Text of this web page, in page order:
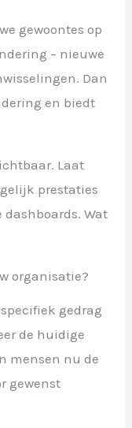
gewoontes op
– nieuwe
Dan
en biedt
Laat
prestaties
dashboards. Wat
organisatie?
gedrag
de huidige
mensen nu de
gewenst